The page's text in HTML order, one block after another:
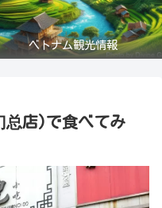
ベトナム観光情報
总店)で食べてみ